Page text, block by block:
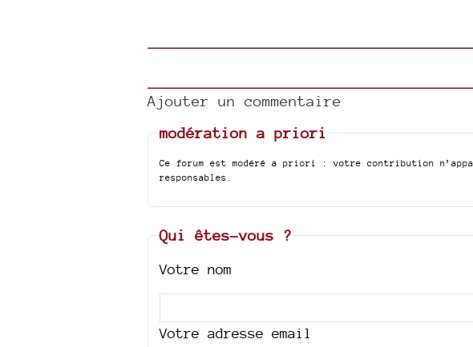
Ajouter un commentaire
modération a priori
Ce forum est modéré a priori : votre contribution
responsables.
Qui êtes-vous ?
Votre nom
Votre adresse email